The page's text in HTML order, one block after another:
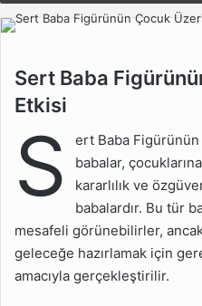
Sert Baba Figürünün
Çocuk Üzerindeki Etkisi
Duygusal Gelişimini
Etkiler mi?
Sert Baba Çocuğun
Özgüvenini Etkiler mi?
Sert Baba Çocuğun
Davranışlarını Etkiler mi?
Sert Baba
Etkisi
S
ert Baba
babalar,
kararlılık ve
babalardır. Bu tür
mesafeli görünebilirler, ancak
geleceğe hazırlamak için
amacıyla gerçekleştirilir.